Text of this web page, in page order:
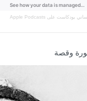
بودكاست على Apple Podcasts
وقصة